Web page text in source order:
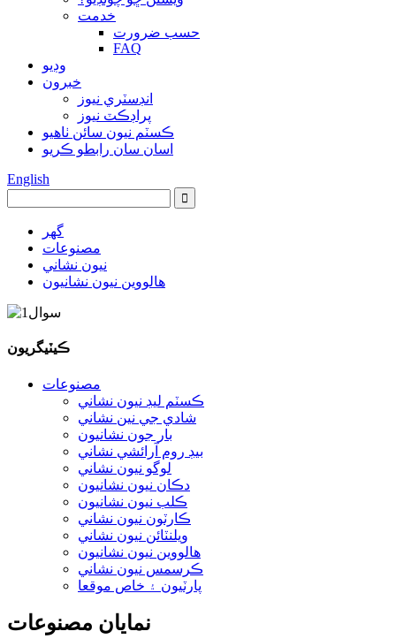
خدمت
حسب ضرورت
FAQ
وڊيو
خبرون
انڊسٽري نيوز
پراڊڪٽ نيوز
ڪسٽم نيون سائن ٺاهيو
اسان سان رابطو ڪريو
English
گهر
مصنوعات
نيون نشاني
هالووین نيون نشانيون
ڪيٽيگريون
مصنوعات
ڪسٽم ليڊ نيون نشاني
شادي جي نين نشاني
بار جون نشانيون
بيڊ روم آرائشي نشاني
لوگو نيون نشاني
دڪان نيون نشانيون
ڪلب نيون نشانيون
ڪارٽون نيون نشاني
ويلنٽائن نيون نشاني
هالووین نيون نشانيون
ڪرسمس نيون نشاني
پارٽيون ۽ خاص موقعا
نمايان مصنوعات